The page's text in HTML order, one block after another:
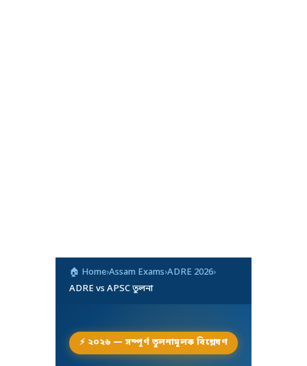
🏠 Home›Assam Exams›ADRE 2026›
ADRE vs APSC তুলনা
⚡ ২০২৬ — সম্পূৰ্ণ তুলনামূলক বিশ্লেষণ